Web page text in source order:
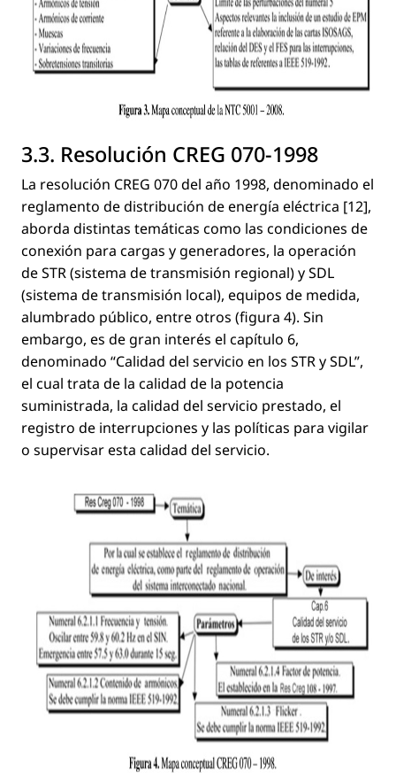
3.3. Resolución CREG 070-1998
La resolución CREG 070 del año 1998, denominado el
reglamento de distribución de energía eléctrica [12],
aborda distintas temáticas como las condiciones de
conexión para cargas y generadores, la operación
de STR (sistema de transmisión regional) y SDL
(sistema de transmisión local), equipos de medida,
alumbrado público, entre otros (ﬁgura 4). Sin
embargo, es de gran interés el capítulo 6,
denominado “Calidad del servicio en los STR y SDL”,
el cual trata de la calidad de la potencia
suministrada, la calidad del servicio prestado, el
registro de interrupciones y las políticas para vigilar
o supervisar esta calidad del servicio.